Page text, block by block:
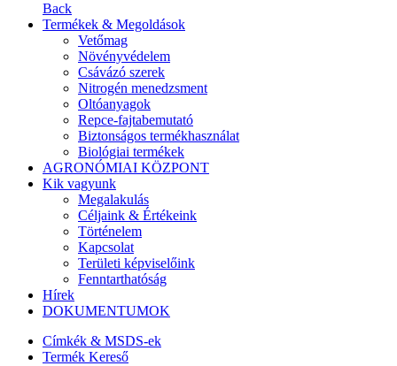
Back
Termékek & Megoldások
Vetőmag
Növényvédelem
Csávázó szerek
Nitrogén menedzsment
Oltóanyagok
Repce-fajtabemutató
Biztonságos termékhasználat
Biológiai termékek
AGRONÓMIAI KÖZPONT
Kik vagyunk
Megalakulás
Céljaink & Értékeink
Történelem
Kapcsolat
Területi képviselőink
Fenntarthatóság
Hírek
DOKUMENTUMOK
Címkék & MSDS-ek
Termék Kereső